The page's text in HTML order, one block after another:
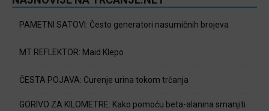
PAMETNI SATOVI: Često generatori nasumičnih brojeva
MT REFLEKTOR: Maid Klepo
ČESTA POJAVA: Curenje urina tokom trčanja
GORIVO ZA KILOMETRE: Kako pomoću beta-alanina smanjiti